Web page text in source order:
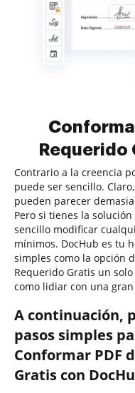
Contrario a la creencia
puede ser sencillo.
pueden parecer
Pero si tienes la
sencillo modificar
mínimos. DocHub es tu
simples como la opción
Requerido Gratis un
como lidiar con una
A continuación,
pasos simples
Conformar PDF
Gratis con